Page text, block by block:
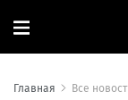
Главная Все